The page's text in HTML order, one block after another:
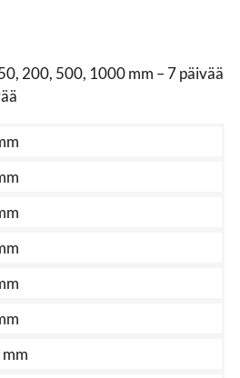
200, 500, 1000 mm – 7 päivää